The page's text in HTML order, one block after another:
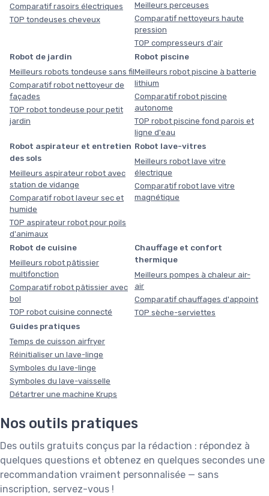
Comparatif rasoirs électriques
TOP tondeuses cheveux
Meilleurs perceuses
Comparatif nettoyeurs haute
pression
TOP compresseurs d'air
Robot de jardin
Meilleurs robots tondeuse sans fil
Comparatif robot nettoyeur de
façades
TOP robot tondeuse pour petit
jardin
Robot piscine
Meilleurs robot piscine à batterie
lithium
Comparatif robot piscine
autonome
TOP robot piscine fond parois et
ligne d'eau
Robot aspirateur et entretien
des sols
Meilleurs aspirateur robot avec
station de vidange
Comparatif robot laveur sec et
humide
TOP aspirateur robot pour poils
d'animaux
Robot lave-vitres
Meilleurs robot lave vitre
électrique
Comparatif robot lave vitre
magnétique
Robot de cuisine
Meilleurs robot pâtissier
multifonction
Comparatif robot pâtissier avec
bol
TOP robot cuisine connecté
Chauffage et confort
thermique
Meilleurs pompes à chaleur air-
air
Comparatif chauffages d'appoint
TOP sèche-serviettes
Guides pratiques
Temps de cuisson airfryer
Réinitialiser un lave-linge
Symboles du lave-linge
Symboles du lave-vaisselle
Détartrer une machine Krups
Nos outils pratiques
Des outils gratuits conçus par la rédaction : répondez à
quelques questions et obtenez en quelques secondes une
recommandation vraiment personnalisée — sans
inscription, servez-vous !